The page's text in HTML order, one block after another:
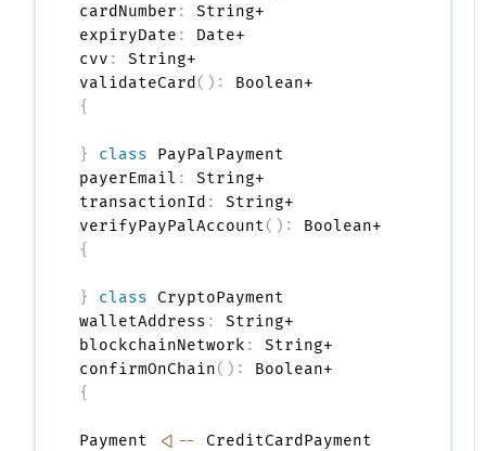
:
String
:
Date
:
String
() : Boolean
class PayPalPayment
{
:
String
:
String
() : Boolean
class CryptoPayment
{
:
String
:
String
() : Boolean
Payment <|--
CreditCardPayment